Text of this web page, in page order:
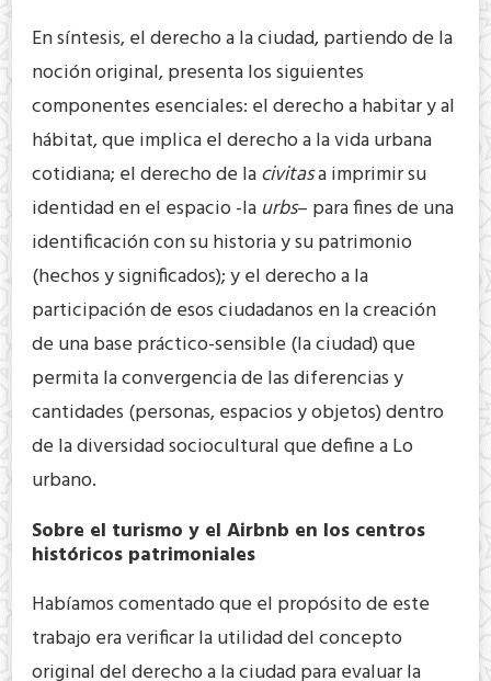
En síntesis, el derecho a la ciudad, partiendo de la
noción original, presenta los siguientes
componentes esenciales: el derecho a habitar y al
hábitat, que implica el derecho a la vida urbana
cotidiana; el derecho de lacivitasa imprimir su
identidad en el espacio -laurbs– para fines de una
identificación con su historia y su patrimonio
(hechos y significados); y el derecho a la
participación de esos ciudadanos en la creación
de una base práctico-sensible (la ciudad) que
permita la convergencia de las diferencias y
cantidades (personas, espacios y objetos) dentro
de la diversidad sociocultural que define a Lo
urbano.
Sobre el turismo y el Airbnb en los centros
históricos patrimoniales
Habíamos comentado que el propósito de este
trabajo era verificar la utilidad del concepto
original del derecho a la ciudad para evaluar la